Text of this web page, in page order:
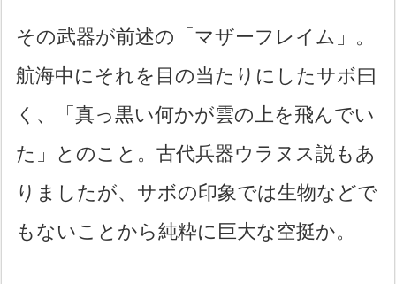
その武器が前述の「マザーフレイム」。
航海中にそれを目の当たりにしたサボ曰
く、「真っ黒い何かが雲の上を飛んでい
た」とのこと。古代兵器ウラヌス説もあ
りましたが、サボの印象では生物などで
もないことから純粋に巨大な空挺か。